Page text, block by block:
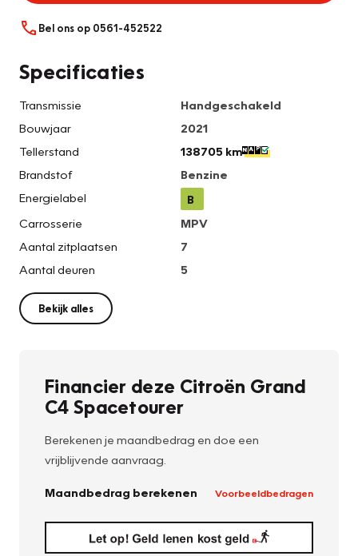
Bel ons op 0561-452522
Specificaties
Transmissie
Handgeschakeld
Bouwjaar
2021
Tellerstand
138705 km
Brandstof
Benzine
Energielabel
B
Carrosserie
MPV
Aantal zitplaatsen
7
Aantal deuren
5
Bekijk alles
Financier deze Citroën Grand
C4 Spacetourer
Berekenen je maandbedrag en doe een
vrijblijvende aanvraag.
Maandbedrag berekenen Voorbeeldbedragen